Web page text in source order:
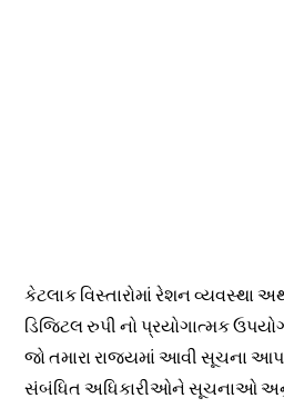
કેટલાક વિસ્તારોમાં રેશન વ્યવસ્થા
ડિજિટલ રુપી નો પ્રયોગાત્મક
જો તમારા રાજ્યમાં આવી સૂચના
સંબંધિત અધિકારીઓને સૂચનાઓ